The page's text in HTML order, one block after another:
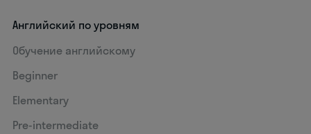
Английский по уровням
Обучение английскому
Beginner
Elementary
Pre-intermediate